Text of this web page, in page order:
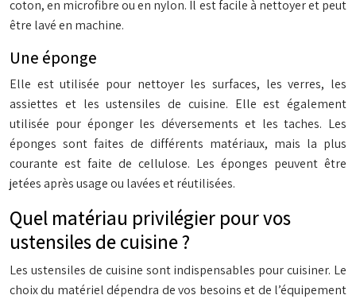
coton, en microfibre ou en nylon. Il est facile à nettoyer et peut
être lavé en machine.
Une éponge
Elle est utilisée pour nettoyer les surfaces, les verres, les
assiettes et les ustensiles de cuisine. Elle est également
utilisée pour éponger les déversements et les taches. Les
éponges sont faites de différents matériaux, mais la plus
courante est faite de cellulose. Les éponges peuvent être
jetées après usage ou lavées et réutilisées.
Quel matériau privilégier pour vos
ustensiles de cuisine ?
Les ustensiles de cuisine sont indispensables pour cuisiner. Le
choix du matériel dépendra de vos besoins et de l’équipement